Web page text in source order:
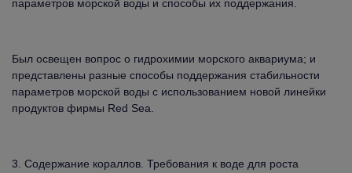
параметров морской воды и способы их поддержания.
Был освещен вопрос о гидрохимии морского аквариума; и
представлены разные способы поддержания стабильности
параметров морской воды с использованием новой линейки
продуктов фирмы Red Sea.
3. Содержание кораллов. Требования к воде для роста